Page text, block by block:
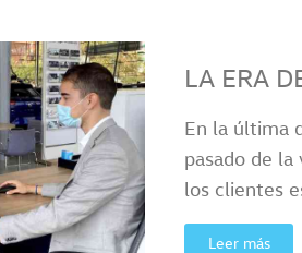
LA ERA
En la última
pasado de
los clientes
Leer más